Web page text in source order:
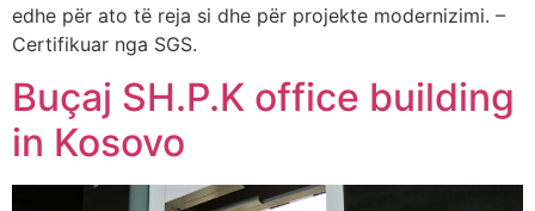
edhe për ato të reja si dhe për projekte modernizimi. –
Certifikuar nga SGS.
Buçaj SH.P.K office building
in Kosovo